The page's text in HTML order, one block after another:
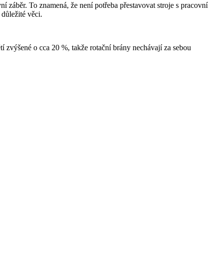
To znamená, že není potřeba přestavovat stroje s pracovní
věci.
o cca 20 %, takže rotační brány nechávají za sebou